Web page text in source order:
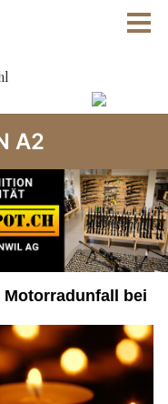
A2
Motorradunfall bei